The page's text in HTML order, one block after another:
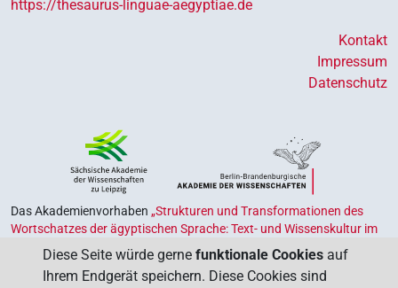
https://thesaurus-linguae-aegyptiae.de
Kontakt
Impressum
Datenschutz
Das Akademienvorhaben „Strukturen und Transformationen des
Wortschatzes der ägyptischen Sprache: Text- und Wissenskultur im
Alten Ägypten‟
ist Teil des von Bund und Ländern geförderten
Akademienprogramms , das der Erhaltung, Sicherung und
Vergegenwärtigung unseres kulturellen Erbes dient. Koordiniert wird
Diese Seite würde gerne funktionale Cookies auf
Ihrem Endgerät speichern. Diese Cookies sind